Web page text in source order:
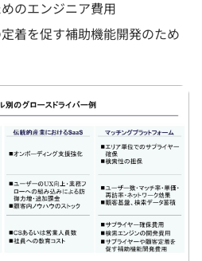
のエンジニア費用
着を促す補助機能開発のため